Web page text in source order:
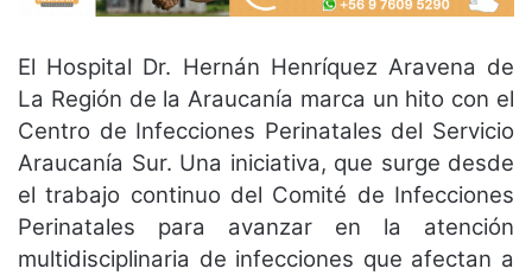
El Hospital Dr. Hernán Henríquez Aravena de
La Región de la Araucanía marca un hito con el
Centro de Infecciones Perinatales del Servicio
Araucanía Sur. Una iniciativa, que surge desde
el trabajo continuo del Comité de Infecciones
Perinatales para avanzar en la atención
multidisciplinaria de infecciones que afectan a